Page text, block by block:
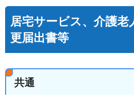
居宅サービス、介護
更届出書等
共通